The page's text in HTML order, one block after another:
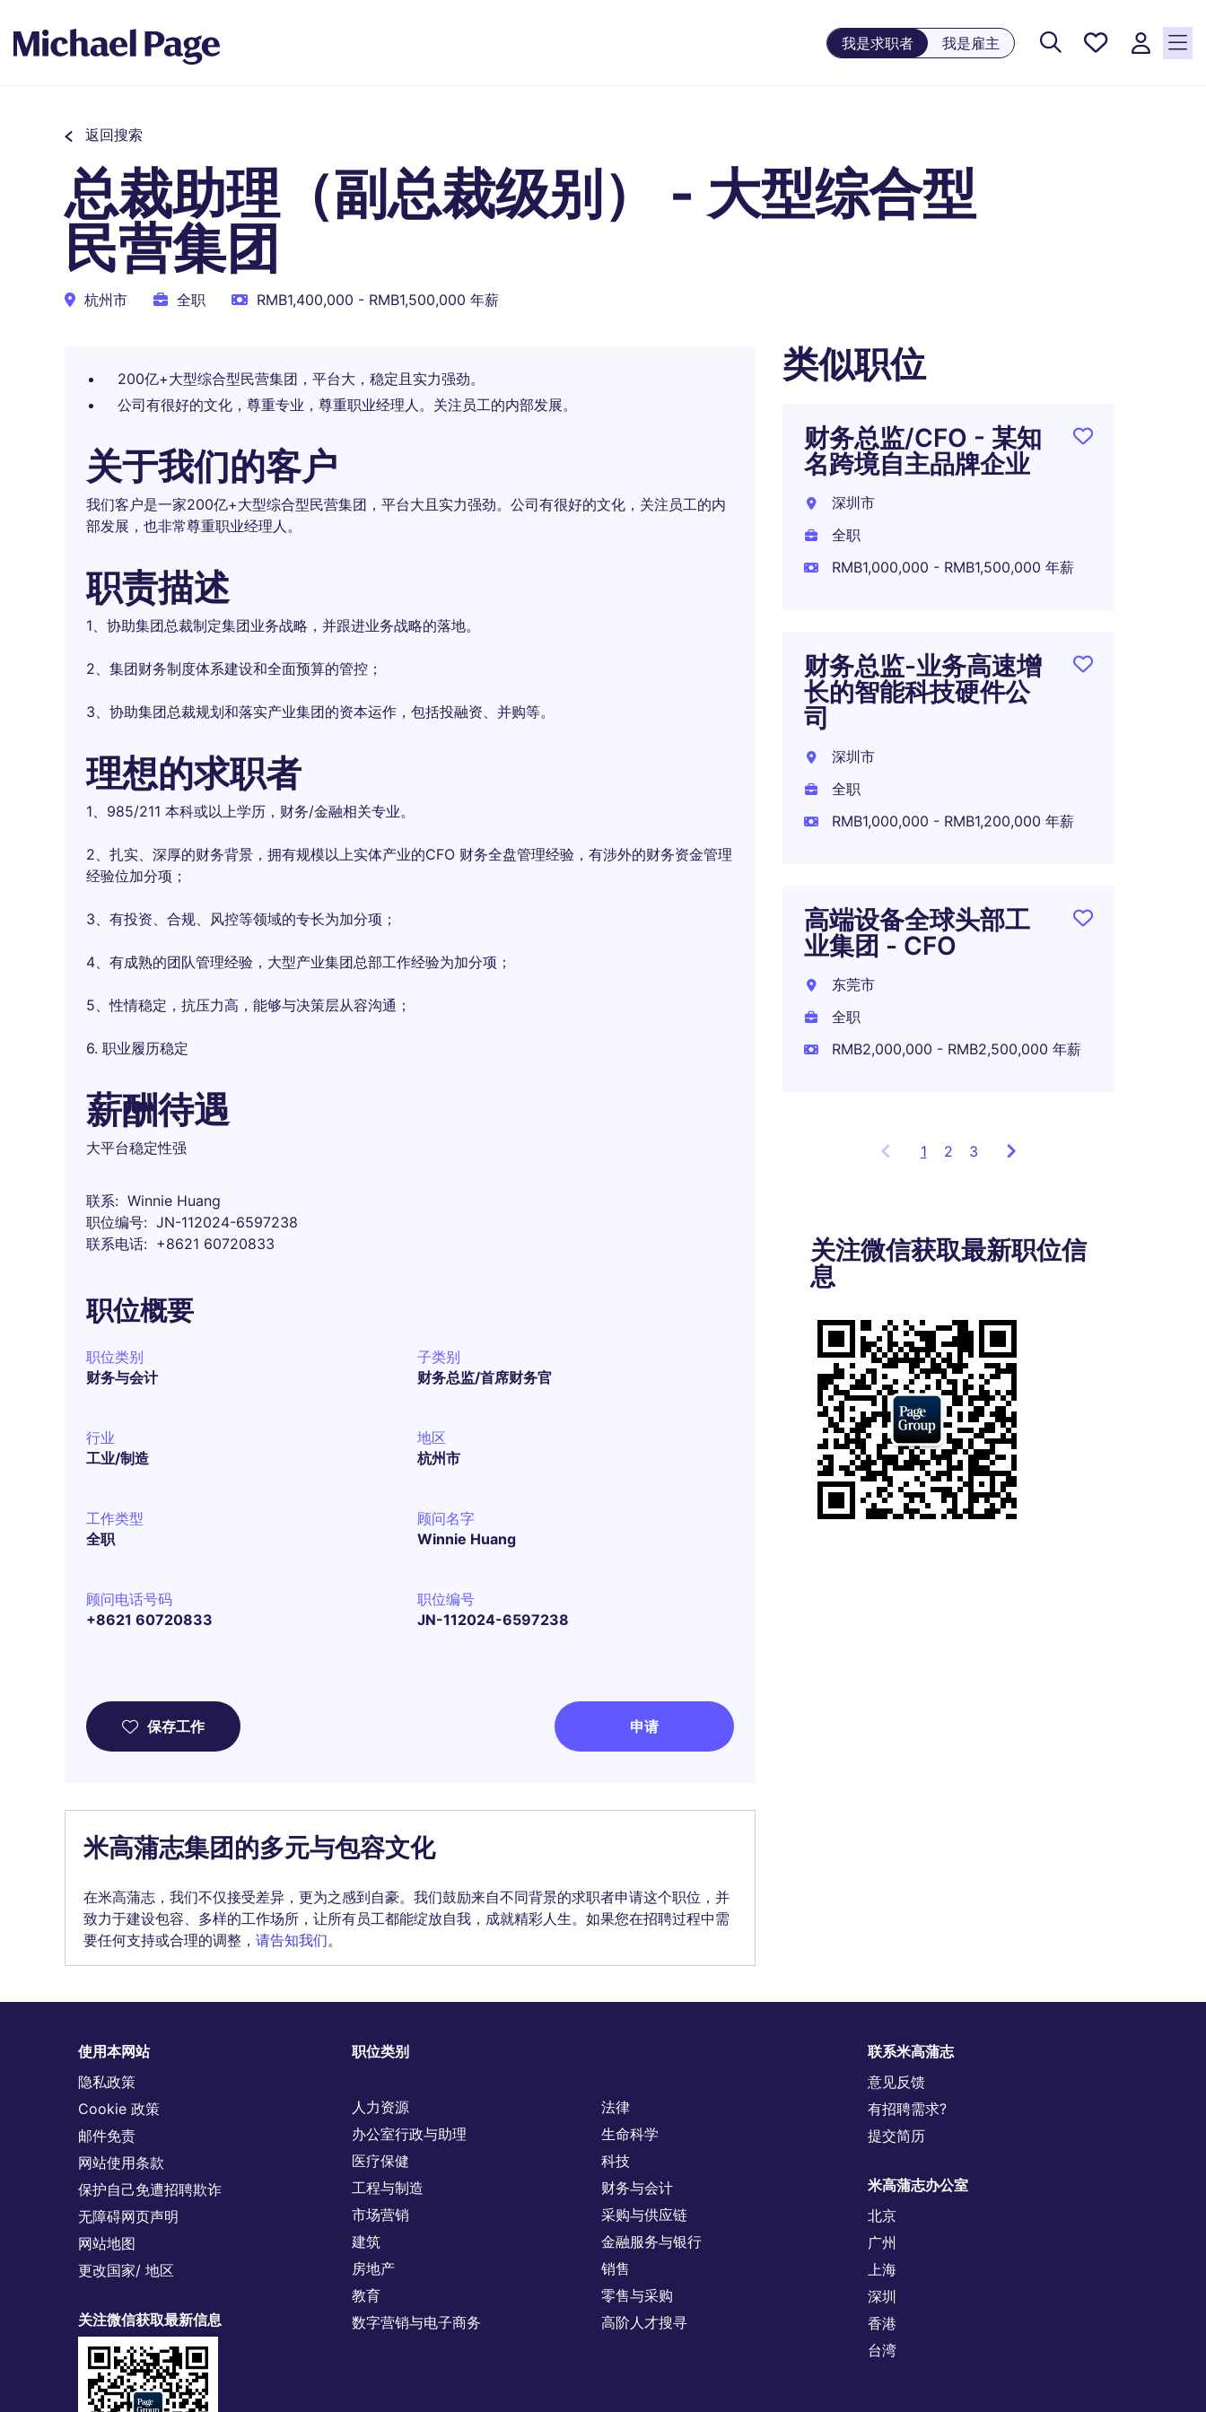
我是求职者 我是雇主
保存工
返回搜索
总裁助理（副总裁级别） - 大型综合型
民营集团
杭州市 全职 RMB1,400,000 - RMB1,500,000 年薪
200亿+大型综合型民营集团，平台大，稳定且实力强劲。
公司有很好的文化，尊重专业，尊重职业经理人。关注员工的内部发展。
关于我们的客户
我们客户是一家200亿+大型综合型民营集团，平台大且实力强劲。公司有很好的文化，关注员工的内
部发展，也非常尊重职业经理人。
职责描述
1、协助集团总裁制定集团业务战略，并跟进业务战略的落地。
2、集团财务制度体系建设和全面预算的管控；
3、协助集团总裁规划和落实产业集团的资本运作，包括投融资、并购等。
理想的求职者
1、985/211 本科或以上学历，财务/金融相关专业。
2、扎实、深厚的财务背景，拥有规模以上实体产业的CFO 财务全盘管理经验，有涉外的财务资金管理
经验位加分项；
3、有投资、合规、风控等领域的专长为加分项；
4、有成熟的团队管理经验，大型产业集团总部工作经验为加分项；
5、性情稳定，抗压力高，能够与决策层从容沟通；
6. 职业履历稳定
薪酬待遇
大平台稳定性强
联系
Winnie Huang
职位编号
JN-112024-6597238
联系电话
+8621 60720833
职位概要
职位类别
财务与会计
子类别
财务总监/首席财务官
行业
工业/制造
地区
杭州市
工作类型
全职
顾问名字
Winnie Huang
顾问电话号码
+8621 60720833
职位编号
JN-112024-6597238
保存工作 申请
米高蒲志集团的多元与包容文化
在米高蒲志，我们不仅接受差异，更为之感到自豪。我们鼓励来自不同背景的求职者申请这个职位，并
致力于建设包容、多样的工作场所，让所有员工都能绽放自我，成就精彩人生。如果您在招聘过程中需
要任何支持或合理的调整， 请告知我们。
类似职位
财务总监/CFO - 某知
名跨境自主品牌企业
深圳市
全职
RMB1,000,000 - RMB1,500,000 年薪
财务总监-业务高速增
长的智能科技硬件公
司
深圳市
全职
RMB1,000,000 - RMB1,200,000 年薪
高端设备全球头部工
业集团 - CFO
东莞市
全职
RMB2,000,000 - RMB2,500,000 年薪
1 Showing
3
of
2 3
关注微信获取最新职位信
息
使用本网站
隐私政策
Cookie 政策
邮件免责
网站使用条款
保护自己免遭招聘欺诈
无障碍网页声明
网站地图
更改国家/ 地区
关注微信获取最新信息
职位类别
人力资源
办公室行政与助理
医疗保健
工程与制造
市场营销
建筑
房地产
教育
数字营销与电子商务
法律
生命科学
科技
财务与会计
采购与供应链
金融服务与银行
销售
零售与采购
高阶人才搜寻
联系米高蒲志
意见反馈
有招聘需求?
提交简历
米高蒲志办公室
北京
广州
上海
深圳
香港
台湾